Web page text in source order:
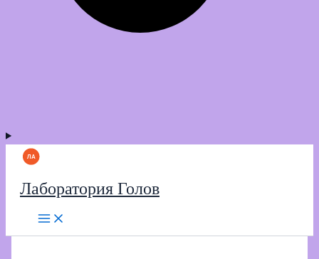
Лаборатория Голов